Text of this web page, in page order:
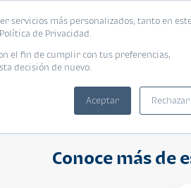
servicios más personalizados, tanto en
de Privacidad.
el fin de cumplir con tus preferencias,
decisión de nuevo.
Aceptar Rechazar
Conoce más de
Encuentra tu vivienda ideal